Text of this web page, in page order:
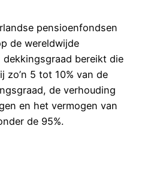
pensioenfondsen
de wereldwijde
dekkingsgraad bereikt die
zo’n 5 tot 10% van de
de verhouding
en het vermogen van
de 95%.